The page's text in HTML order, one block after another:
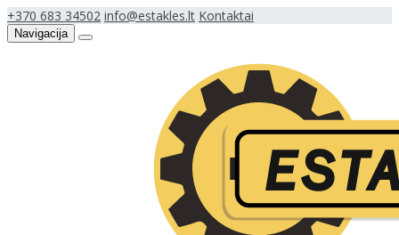
+370 683 34502 info@estakles.lt Kontaktai
Navigacija